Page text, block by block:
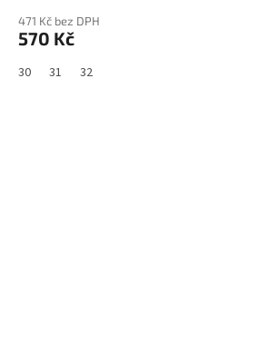
471 Kč bez DPH
570 Kč
30 31 32